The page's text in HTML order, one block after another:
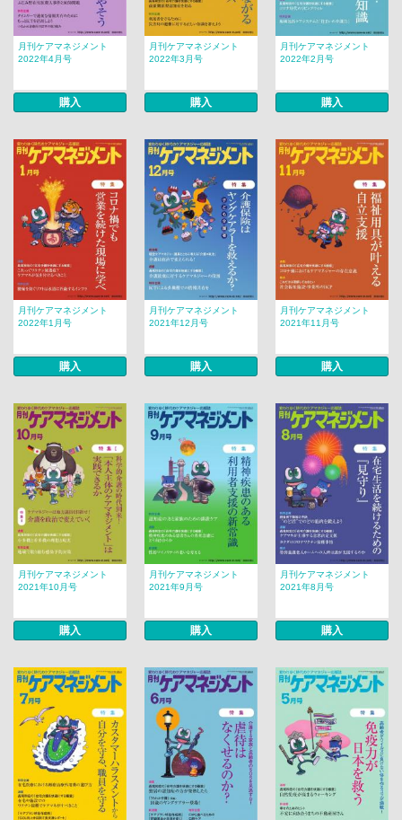
月刊ケアマネジメント
2022年4月号
購入
月刊ケアマネジメント
2022年3月号
購入
月刊ケアマネジメント
2022年2月号
購入
月刊ケアマネジメント
2022年1月号
購入
月刊ケアマネジメント
2021年12月号
購入
月刊ケアマネジメント
2021年11月号
購入
月刊ケアマネジメント
2021年10月号
購入
月刊ケアマネジメント
2021年9月号
購入
月刊ケアマネジメント
2021年8月号
購入